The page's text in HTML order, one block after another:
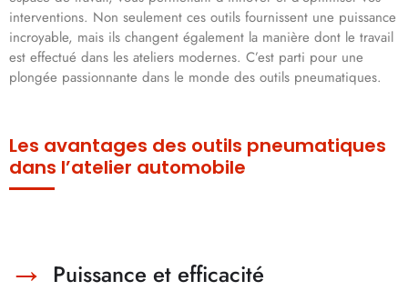
interventions. Non seulement ces outils fournissent une puissance
incroyable, mais ils changent également la manière dont le travail
est effectué dans les ateliers modernes. C’est parti pour une
plongée passionnante dans le monde des outils pneumatiques.
Les avantages des outils pneumatiques
dans l’atelier automobile
Puissance et efficacité